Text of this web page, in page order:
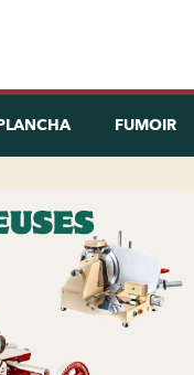
FUMOIR